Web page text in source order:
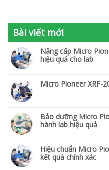
Bài viết mới
Nâng cấp Micro
hiệu quả cho lab
Micro Pioneer XRF-
Bảo dưỡng Micro
hành lab hiệu quả
Hiệu chuẩn Micro
kết quả chính xác